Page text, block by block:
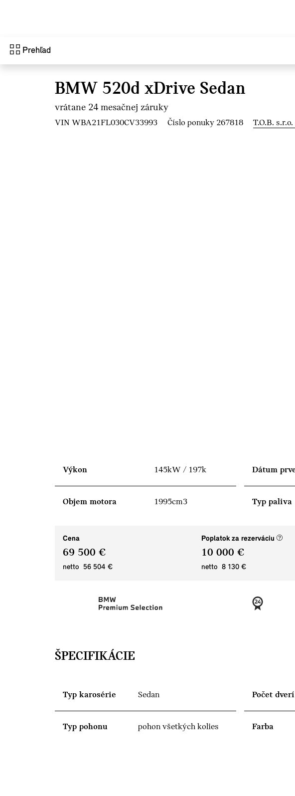
Prehľad
BMW 520d xDrive Sedan
vrátane 24 mesačnej záruky
VIN WBA21FL030CV33993 Číslo ponuky 267818 T.O.B.
Výkon 145kW / 197k
Objem motora 1995cm3
Dátum
Typ paliva
Cena
69 500 €
netto 56 504 €
Poplatok za rezerváciu
10 000 €
netto 8 130 €
ŠPECIFIKÁCIE
Typ karosérie Sedan
Typ pohonu pohon všetkých kolies
Počet dverí
Farba